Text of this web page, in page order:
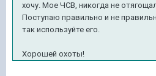
хочу. Мое ЧСВ, никогда не
Поступаю правильно и не
так используйте его.
Хорошей охоты!